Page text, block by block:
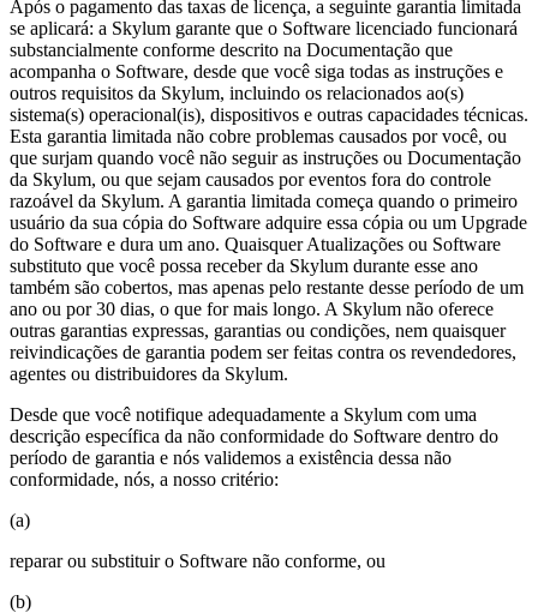
Após o pagamento das taxas de licença, a seguinte garantia limitada
se aplicará: a Skylum garante que o Software licenciado funcionará
substancialmente conforme descrito na Documentação que
acompanha o Software, desde que você siga todas as instruções e
outros requisitos da Skylum, incluindo os relacionados ao(s)
sistema(s) operacional(is), dispositivos e outras capacidades técnicas.
Esta garantia limitada não cobre problemas causados por você, ou
que surjam quando você não seguir as instruções ou Documentação
da Skylum, ou que sejam causados por eventos fora do controle
razoável da Skylum. A garantia limitada começa quando o primeiro
usuário da sua cópia do Software adquire essa cópia ou um Upgrade
do Software e dura um ano. Quaisquer Atualizações ou Software
substituto que você possa receber da Skylum durante esse ano
também são cobertos, mas apenas pelo restante desse período de um
ano ou por 30 dias, o que for mais longo. A Skylum não oferece
outras garantias expressas, garantias ou condições, nem quaisquer
reivindicações de garantia podem ser feitas contra os revendedores,
agentes ou distribuidores da Skylum.
Desde que você notifique adequadamente a Skylum com uma
descrição específica da não conformidade do Software dentro do
período de garantia e nós validemos a existência dessa não
conformidade, nós, a nosso critério:
(a)
reparar ou substituir o Software não conforme, ou
(b)